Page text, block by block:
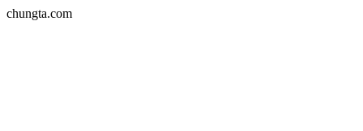
chungta.com